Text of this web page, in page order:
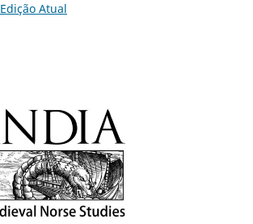
Edição Atual